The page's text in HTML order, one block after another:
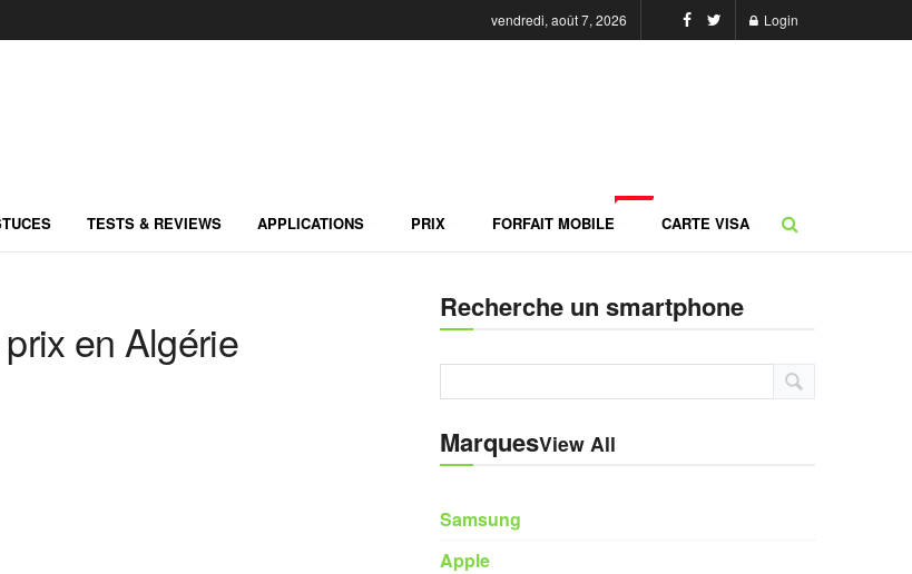
vendredi, août 7, 2026 Login
TESTS & REVIEWS APPLICATIONS PRIX FORFAIT MOBILE CARTE VISA
en Algérie
Recherche un smartphone
MarquesView All
Samsung
Apple